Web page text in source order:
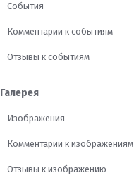
События
Комментарии к событиям
Отзывы к событиям
Галерея
Изображения
Комментарии к изображениям
Отзывы к изображению